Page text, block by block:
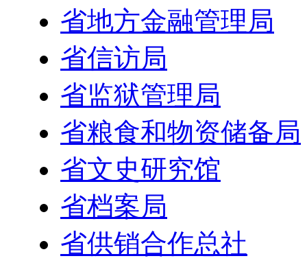
省地方金融管理局
省信访局
省监狱管理局
省粮食和物资储备局
省文史研究馆
省档案局
省供销合作总社